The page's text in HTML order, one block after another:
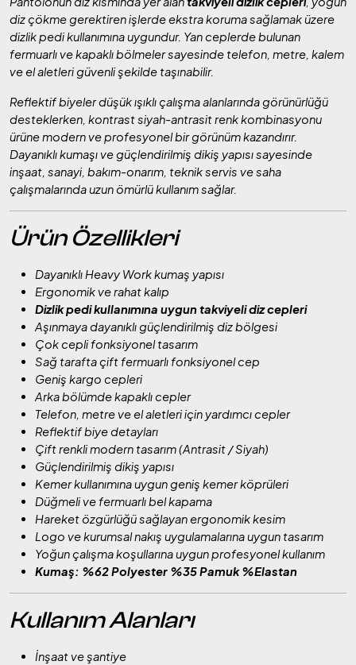
diz çökme gerektiren işlerde ekstra koruma sağlamak üzere
dizlik pedi kullanımına uygundur. Yan ceplerde bulunan
fermuarlı ve kapaklı bölmeler sayesinde telefon, metre, kalem
ve el aletleri güvenli şekilde taşınabilir.
Reflektif biyeler düşük ışıklı çalışma alanlarında görünürlüğü
desteklerken, kontrast siyah-antrasit renk kombinasyonu
ürüne modern ve profesyonel bir görünüm kazandırır.
Dayanıklı kumaşı ve güçlendirilmiş dikiş yapısı sayesinde
inşaat, sanayi, bakım-onarım, teknik servis ve saha
çalışmalarında uzun ömürlü kullanım sağlar.
Ürün Özellikleri
Dayanıklı Heavy Work kumaş yapısı
Ergonomik ve rahat kalıp
Dizlik pedi kullanımına uygun takviyeli diz cepleri
Aşınmaya dayanıklı güçlendirilmiş diz bölgesi
Çok cepli fonksiyonel tasarım
Sağ tarafta çift fermuarlı fonksiyonel cep
Geniş kargo cepleri
Arka bölümde kapaklı cepler
Telefon, metre ve el aletleri için yardımcı cepler
Reflektif biye detayları
Çift renkli modern tasarım (Antrasit / Siyah)
Güçlendirilmiş dikiş yapısı
Kemer kullanımına uygun geniş kemer köprüleri
Düğmeli ve fermuarlı bel kapama
Hareket özgürlüğü sağlayan ergonomik kesim
Logo ve kurumsal nakış uygulamalarına uygun tasarım
Yoğun çalışma koşullarına uygun profesyonel kullanım
Kumaş: %62 Polyester %35 Pamuk %Elastan
Kullanım Alanları
İnşaat ve şantiye